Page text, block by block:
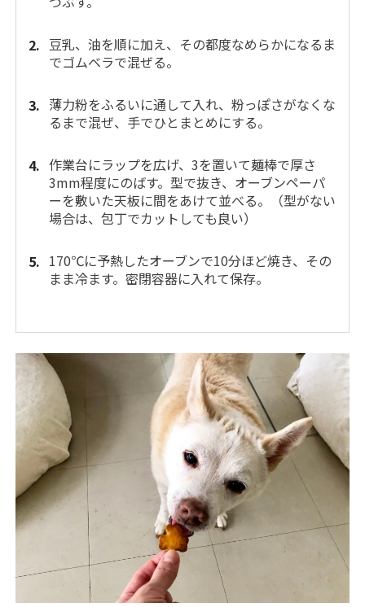
豆乳、油を順に加え、その都度なめらかになるま
でゴムベラで混ぜる。
薄力粉をふるいに通して入れ、粉っぽさがなくな
るまで混ぜ、手でひとまとめにする。
作業台にラップを広げ、3を置いて麺棒で厚さ
3mm程度にのばす。型で抜き、オーブンペーパ
ーを敷いた天板に間をあけて並べる。（型がない
場合は、包丁でカットしても良い）
170℃に予熱したオーブンで10分ほど焼き、その
まま冷ます。密閉容器に入れて保存。